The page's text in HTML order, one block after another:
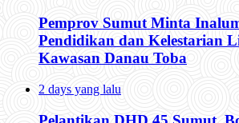
Pemprov Sumut Minta
Pendidikan dan Kelestarian
Kawasan Danau Toba
2 days yang lalu